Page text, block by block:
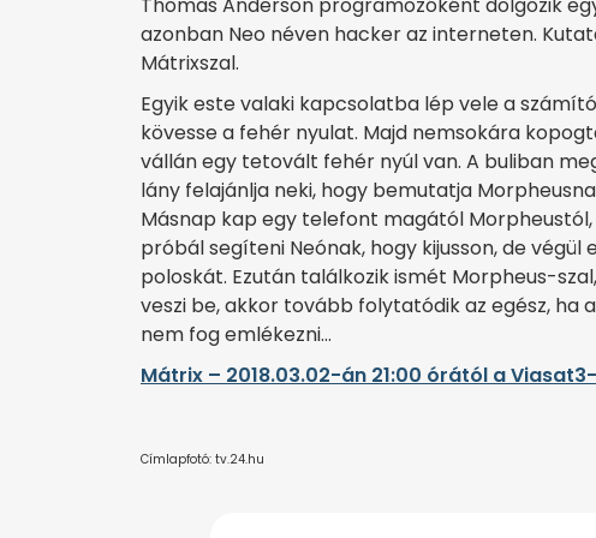
Thomas Anderson programozóként dolgozik
azonban Neo néven hacker az interneten.
Mátrixszal.
Egyik este valaki kapcsolatba lép vele a
kövesse a fehér nyulat. Majd nemsokára
vállán egy tetovált fehér nyúl van. A buliban
lány felajánlja neki, hogy bemutatja
Másnap kap egy telefont magától
próbál segíteni Neónak, hogy kijusson, de
poloskát. Ezután találkozik ismét Morpheus-
veszi be, akkor tovább folytatódik az egész,
nem fog emlékezni…
Mátrix – 2018.03.02-án 21:00 órától a
Címlapfotó: tv.24.hu